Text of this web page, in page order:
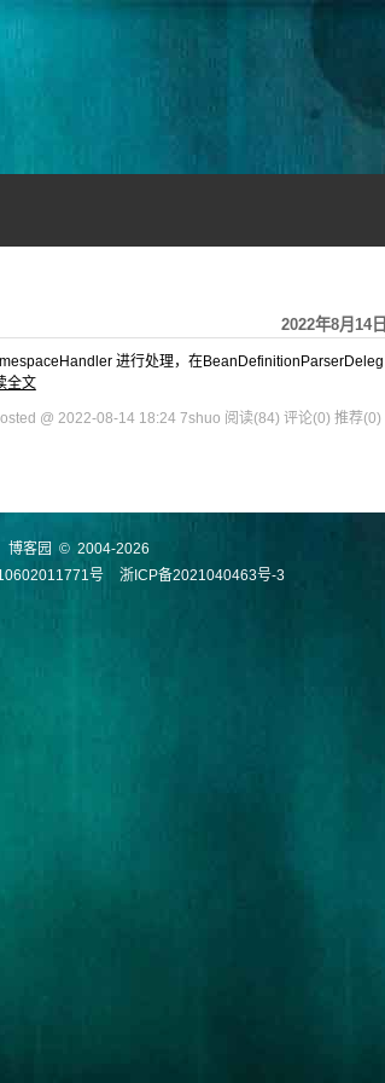
2022年8月14日
进行处理，在BeanDefinitionParserDeleg
全文
@ 2022-08-14 18:24 7shuo 阅读(84) 评论(0) 推荐(0)
博客园 © 2004-2026
号
浙ICP备2021040463号-3